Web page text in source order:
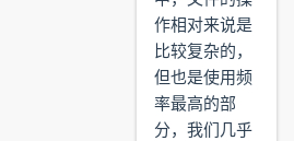
作相对来说是
比较复杂的，
但也是使用频
率最高的部
分，我们几乎